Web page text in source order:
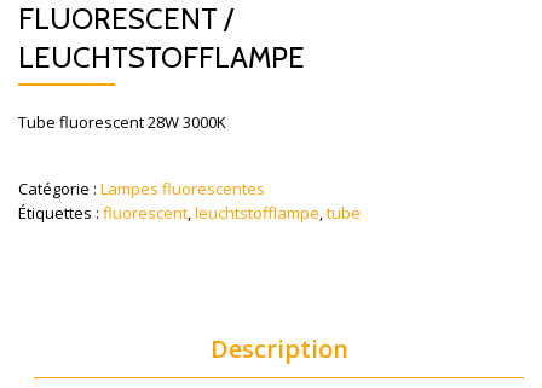
FLUORESCENT /
LEUCHTSTOFFLAMPE
Tube fluorescent 28W 3000K
Catégorie : Lampes fluorescentes
Étiquettes : fluorescent,leuchtstofflampe,tube
Description